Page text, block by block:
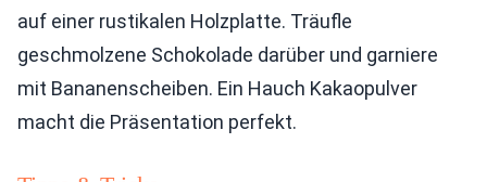
auf einer rustikalen Holzplatte. Träufle
geschmolzene Schokolade darüber und garniere
mit Bananenscheiben. Ein Hauch Kakaopulver
macht die Präsentation perfekt.